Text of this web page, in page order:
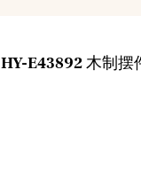
HY-E43892 木制摆